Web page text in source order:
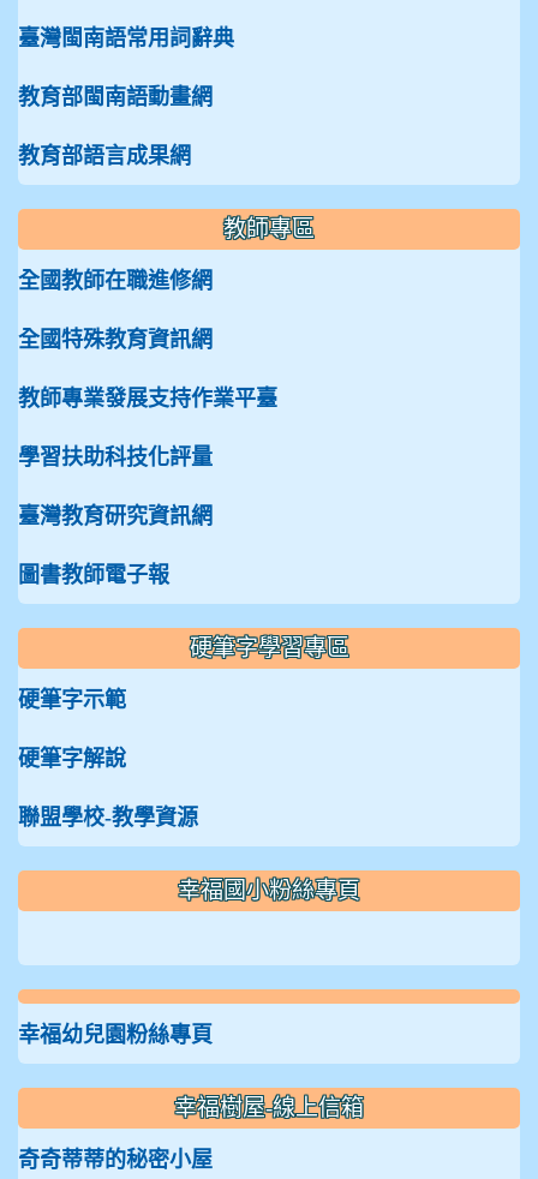
臺灣閩南語常用詞辭典
教育部閩南語動畫網
教育部語言成果網
教師專區
全國教師在職進修網
全國特殊教育資訊網
教師專業發展支持作業平臺
學習扶助科技化評量
臺灣教育研究資訊網
圖書教師電子報
硬筆字學習專區
硬筆字示範
硬筆字解說
聯盟學校-教學資源
::: 幸福國小粉絲專頁
幸福幼兒園粉絲專頁
幸福樹屋-線上信箱
奇奇蒂蒂的秘密小屋